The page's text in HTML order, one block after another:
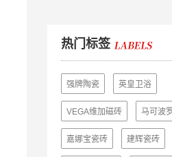
热门标签
强牌陶瓷 英皇卫浴
VEGA维加磁砖 马可波
嘉娜宝瓷砖 建辉瓷砖